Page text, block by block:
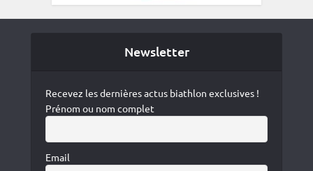
Newsletter
Recevez les dernières actus biathlon exclusives !
Prénom ou nom complet
Email